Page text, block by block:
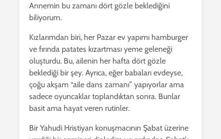
Annemin bu zamanı dört gözle beklediğini
biliyorum.
Kızlarımdan biri, her Pazar ev yapımı hamburger
ve fırında patates kızartması yeme geleneği
oluşturdu. Bu, ailenin her hafta dört gözle
beklediği bir şey. Ayrıca, eğer babaları evdeyse,
çoğu akşam “aile dans zamanı” yapıyorlar ama
sadece oyuncaklar toplandıktan sonra. Bunlar
basit ama hayat veren rutinler.
Bir Yahudi Hristiyan konuşmacının Şabat üzerine